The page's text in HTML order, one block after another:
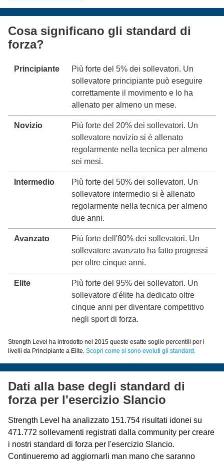
Cosa significano gli standard di
forza?
Principiante
Più forte del 5% dei sollevatori. Un
sollevatore principiante può eseguire
correttamente il movimento e lo ha
allenato per almeno un mese.
Novizio
Più forte del 20% dei sollevatori. Un
sollevatore novizio si è allenato
regolarmente nella tecnica per almeno
sei mesi.
Intermedio
Più forte del 50% dei sollevatori. Un
sollevatore intermedio si è allenato
regolarmente nella tecnica per almeno
due anni.
Avanzato
Più forte dell'80% dei sollevatori. Un
sollevatore avanzato ha fatto progressi
per oltre cinque anni.
Elite
Più forte del 95% dei sollevatori. Un
sollevatore d'élite ha dedicato oltre
cinque anni per diventare competitivo
negli sport di forza.
Strength Level ha introdotto nel 2015 queste esatte soglie percentili per i
livelli da Principiante a Elite. Scopri come si sono evoluti gli standard.
Dati alla base degli standard di
forza per l'esercizio Slancio
Strength Level ha analizzato 151.754 risultati idonei su
471.772 sollevamenti registrati dalla community per creare
i nostri standard di forza per l'esercizio Slancio.
Continueremo ad aggiornarli man mano che saranno